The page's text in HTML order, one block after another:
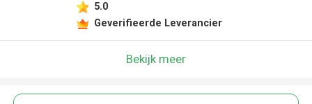
5.0
Geverifieerde Leverancier
Bekijk meer